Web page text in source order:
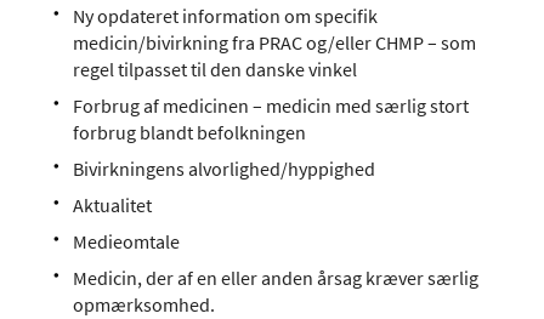
Ny opdateret information om specifik
medicin/bivirkning fra PRAC og/eller CHMP – som
regel tilpasset til den danske vinkel
Forbrug af medicinen – medicin med særlig stort
forbrug blandt befolkningen
Bivirkningens alvorlighed/hyppighed
Aktualitet
Medieomtale
Medicin, der af en eller anden årsag kræver særlig
opmærksomhed.